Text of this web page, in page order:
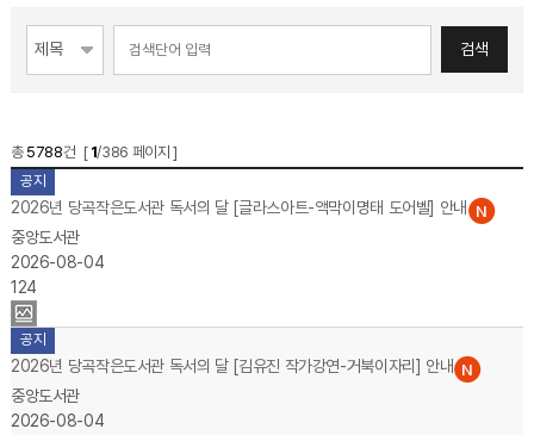
검색
총 5788건 [ 1/386 페이지 ]
공지
2026년 당곡작은도서관 독서의 달 [글라스아트-액막이명태 도어벨] 안내
중앙도서관
2026-08-04
124
공지
2026년 당곡작은도서관 독서의 달 [김유진 작가강연-거북이자리] 안내
중앙도서관
2026-08-04